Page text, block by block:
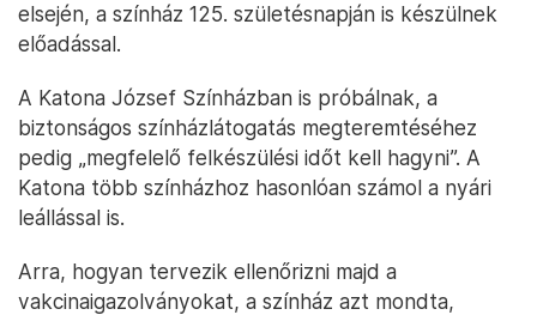
elsején, a színház 125. születésnapján is készülnek
előadással.
A Katona József Színházban is próbálnak, a
biztonságos színházlátogatás megteremtéséhez
pedig „megfelelő felkészülési időt kell hagyni”. A
Katona több színházhoz hasonlóan számol a nyári
leállással is.
Arra, hogyan tervezik ellenőrizni majd a
vakcinaigazolványokat, a színház azt mondta,